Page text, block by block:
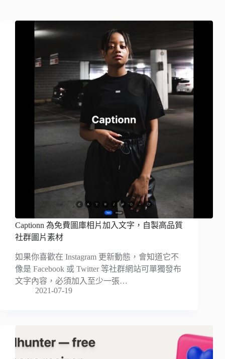
Captionn 為免費圖庫相片加入文字，自製高品質
社群圖片素材
如果你喜歡在 Instagram 更新動態，會知道它不
像是 Facebook 或 Twitter 等社群網站可單獨發布
文字內容，必須加入至少一張…
2021-07-19